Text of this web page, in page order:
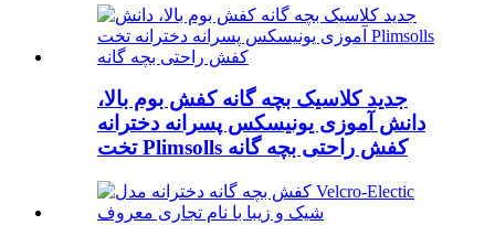
جدید کلاسیک بچه گانه کفش بوم بالا،
دانش آموزی یونیسکس پسرانه دخترانه
تخت Plimsolls کفش راحتی بچه گانه